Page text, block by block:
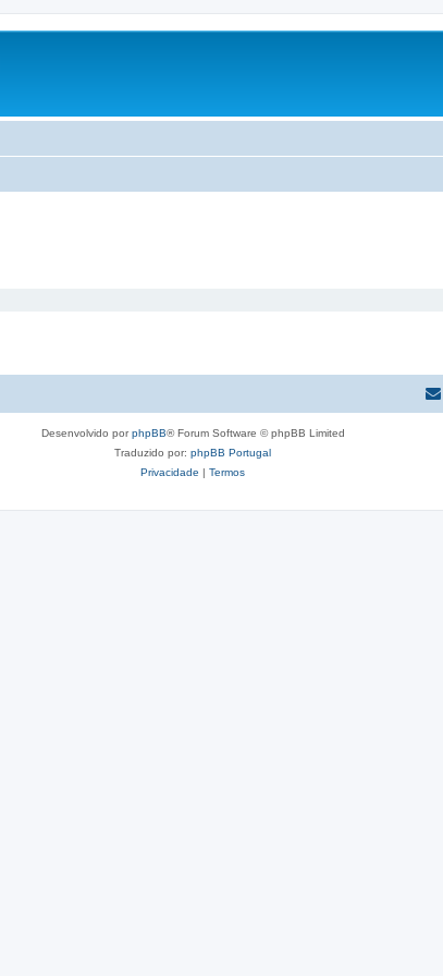
Desenvolvido porphpBB® Forum Software © phpBB Limited
Traduzido por: phpBB Portugal
Privacidade | Termos